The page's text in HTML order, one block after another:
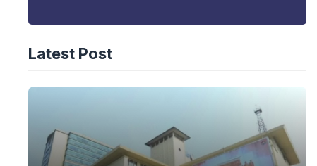
Latest Post